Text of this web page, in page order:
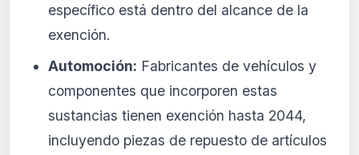
específico está dentro del alcance de la
exención.
Automoción: Fabricantes de vehículos y
componentes que incorporen estas
sustancias tienen exención hasta 2044,
incluyendo piezas de repuesto de artículos